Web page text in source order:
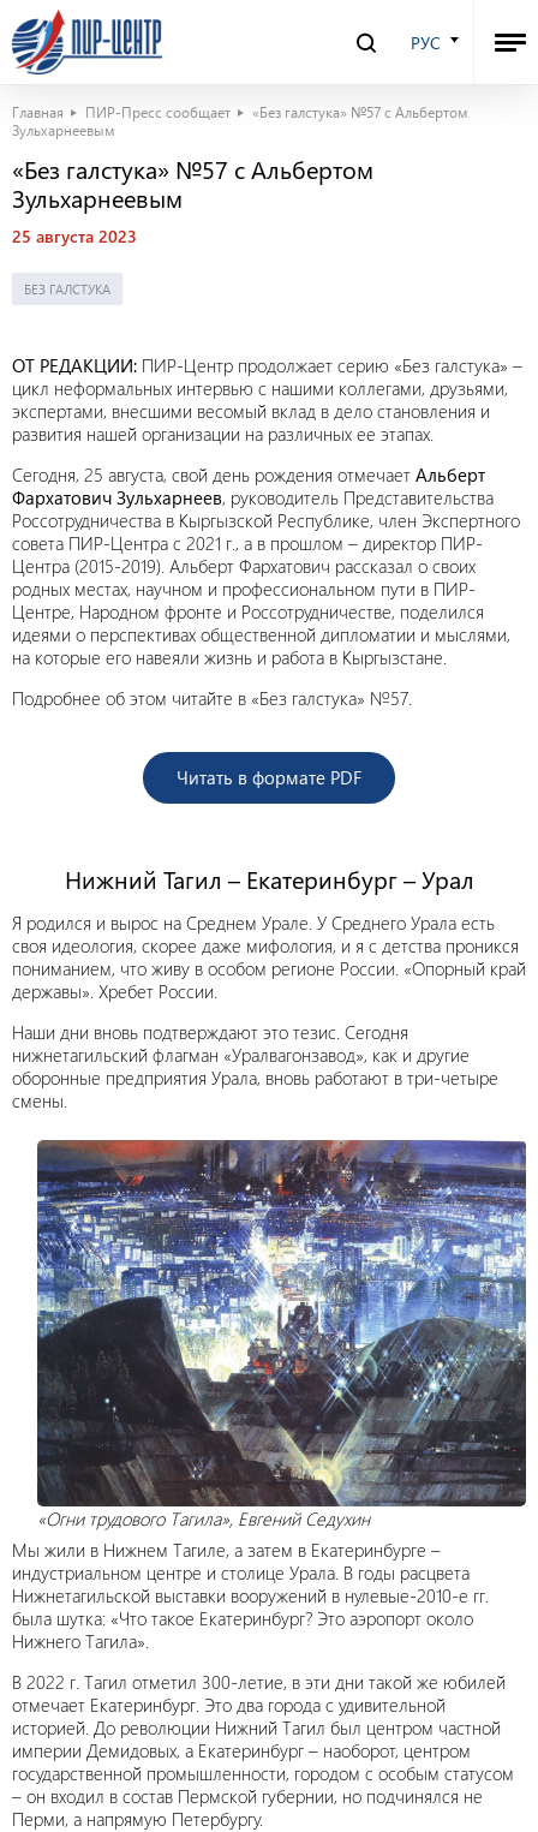
РУС
Главная ПИР-Пресс сообщает
«Без галстука» №57 с Альбертом
Зульхарнеевым
«Без галстука» №57 с Альбертом
Зульхарнеевым
25 августа 2023
БЕЗ ГАЛСТУКА
ОТ РЕДАКЦИИ: ПИР-Центр продолжает серию «Без галстука» –
цикл неформальных интервью с нашими коллегами, друзьями,
экспертами, внесшими весомый вклад в дело становления и
развития нашей организации на различных ее этапах.
Сегодня, 25 августа, свой день рождения отмечает Альберт
Фархатович Зульхарнеев, руководитель Представительства
Россотрудничества в Кыргызской Республике, член Экспертного
совета ПИР-Центра с 2021 г., а в прошлом – директор ПИР-
Центра (2015-2019). Альберт Фархатович рассказал о своих
родных местах, научном и профессиональном пути в ПИР-
Центре, Народном фронте и Россотрудничестве, поделился
идеями о перспективах общественной дипломатии и мыслями,
на которые его навеяли жизнь и работа в Кыргызстане.
Подробнее об этом читайте в «Без галстука» №57.
Читать в формате PDF
Нижний Тагил – Екатеринбург – Урал
Я родился и вырос на Среднем Урале. У Среднего Урала есть
своя идеология, скорее даже мифология, и я с детства проникся
пониманием, что живу в особом регионе России. «Опорный край
державы». Хребет России.
Наши дни вновь подтверждают это тезис. Сегодня
нижнетагильский флагман «Уралвагонзавод», как и другие
оборонные предприятия Урала, вновь работают в три-четыре
смены.
«Огни трудового Тагила», Евгений Седухин
Мы жили в Нижнем Тагиле, а затем в Екатеринбурге –
индустриальном центре и столице Урала. В годы расцвета
Нижнетагильской выставки вооружений в нулевые-2010-е гг.
была шутка: «Что такое Екатеринбург? Это аэропорт около
Нижнего Тагила».
В 2022 г. Тагил отметил 300-летие, в эти дни такой же юбилей
отмечает Екатеринбург. Это два города с удивительной
историей. До революции Нижний Тагил был центром частной
империи Демидовых, а Екатеринбург – наоборот, центром
государственной промышленности, городом с особым статусом
– он входил в состав Пермской губернии, но подчинялся не
Перми, а напрямую Петербургу.